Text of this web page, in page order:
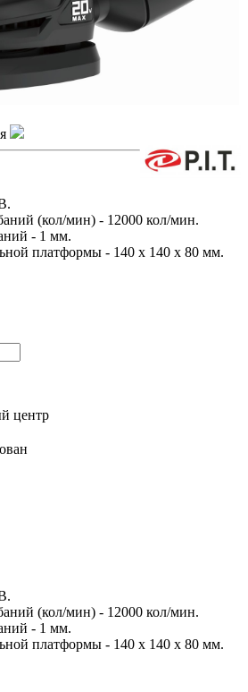
(кол/мин) - 12000 кол/мин.
- 1 мм.
платформы - 140 х 140 х 80 мм.
центр
(кол/мин) - 12000 кол/мин.
- 1 мм.
платформы - 140 х 140 х 80 мм.